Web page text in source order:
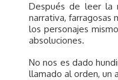
Después de leer la
narrativa, farragosas
los personajes
absoluciones.
No nos es dado
llamado al orden, un